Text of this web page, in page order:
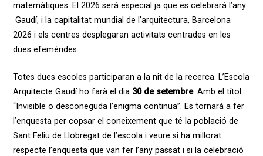
matemàtiques. El 2026 serà especial ja que es celebrarà l’any
Gaudí, i la capitalitat mundial de l’arquitectura, Barcelona
2026 i els centres desplegaran activitats centrades en les
dues efemèrides.
Totes dues escoles participaran a la nit de la recerca. L’Escola
Arquitecte Gaudí ho farà el dia 30 de setembre: Amb el títol
“Invisible o desconeguda l’enigma continua”. Es tornarà a fer
l’enquesta per copsar el coneixement que té la població de
Sant Feliu de Llobregat de l’escola i veure si ha millorat
respecte l’enquesta que van fer l’any passat i si la celebració